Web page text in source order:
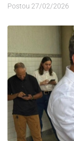
Postou 27/02/2026